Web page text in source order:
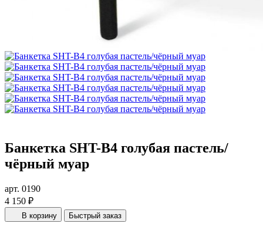
Банкетка SHT-B4 голубая пастель/
чёрный муар
арт. 0190
4 150 ₽
В корзину Быстрый заказ